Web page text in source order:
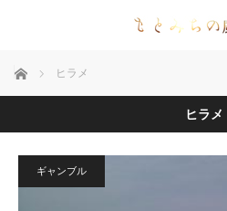
ホーム ヒラメ
ヒラメ
ギャンブル